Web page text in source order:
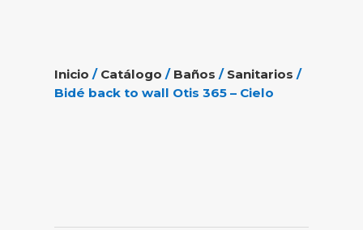
Inicio / Catálogo / Baños / Sanitarios /
Bidé back to wall Otis 365 – Cielo